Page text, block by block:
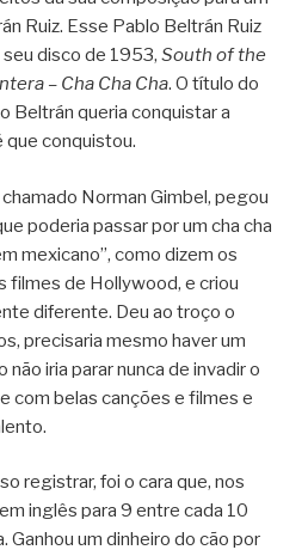
Ruiz. Esse Pablo Beltrán Ruiz
seu disco de 1953, South of the
– Cha Cha Cha. O título do
Beltrán queria conquistar a
que conquistou.
Norman Gimbel, pegou
poderia passar por um cha cha
mexicano”, como dizem os
filmes de Hollywood, e criou
diferente. Deu ao troço o
precisaria mesmo haver um
iria parar nunca de invadir o
com belas canções e filmes e
registrar, foi o cara que, nos
inglês para 9 entre cada 10
Ganhou um dinheiro do cão por